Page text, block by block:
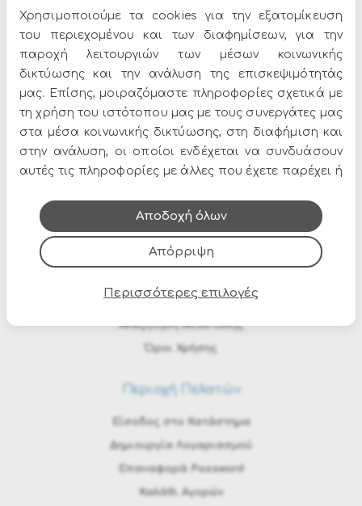
Προϊόντα
Έπιπλα κήπου
Σπίτι & Διακόσμηση
Χριστουγεννιάτικα Στολίδια
Αποκριάτικες στολές
Προσφορές
Αποστολές / Πληρωμές
Μεταφορικά & Αντικαταβολή
Τρόποι Πληρωμής
Τρόποι Παραγγελίας
Μεγεθολόγιο
Αναζήτηση Αποστολής
Όροι Χρήσης
Περιοχή Πελατών
Είσοδος στο Κατάστημα
Δημιουργία Λογαριασμού
Επαναφορά Password
Καλάθι Αγορών
Χρησιμοποιούμε τα cookies για την εξατομίκευση
του περιεχομένου και των διαφημίσεων, για την
παροχή λειτουργιών των μέσων κοινωνικής
δικτύωσης και την ανάλυση της επισκεψιμότητάς
μας. Επίσης, μοιραζόμαστε πληροφορίες σχετικά με
τη χρήση του ιστότοπου μας με τους συνεργάτες μας
στα μέσα κοινωνικής δικτύωσης, στη διαφήμιση και
στην ανάλυση, οι οποίοι ενδέχεται να συνδυάσουν
αυτές τις πληροφορίες με άλλες που έχετε παρέχει ή
τους.
Απόρριψη
Αποδοχή όλων
Περισσότερες επιλογές